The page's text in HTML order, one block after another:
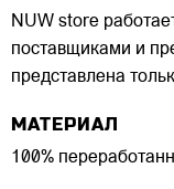
NUW store
поставщиками и
представлена
МАТЕРИАЛ
100%